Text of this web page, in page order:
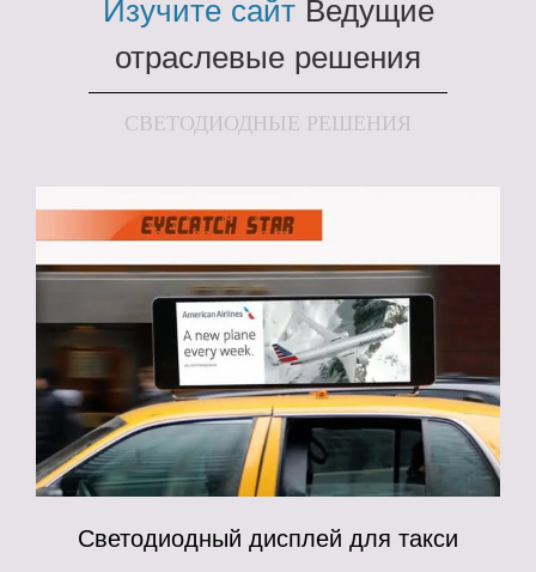
Изучите сайтВедущие
отраслевые решения
СВЕТОДИОДНЫЕ РЕШЕНИЯ
Светодиодный дисплей для такси